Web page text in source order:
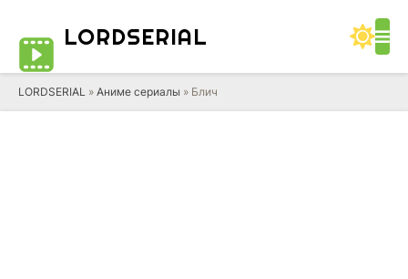
LORDSERIAL
LORDSERIAL » Аниме сериалы » Блич